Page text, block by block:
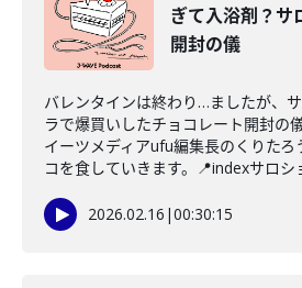
ぎて入浴剤？サ
開封の儀
バレンタインは終わり…ましたが、
ラで爆買いしたチョコレート開封の
イーツメディアufu編集長のくりたろ
コを食していきます。📍indexサロシ
2026.02.16 |00:30:15